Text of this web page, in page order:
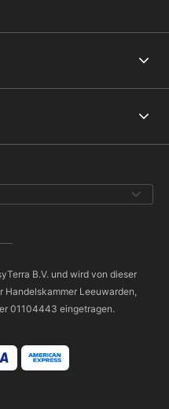
B.V. und wird von dieser
Handelskammer Leeuwarden,
01104443 eingetragen.